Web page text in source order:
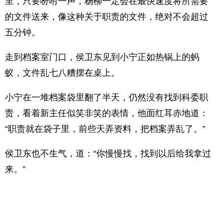
的文件送来，像这种关于职责的文件，绝对不会超过
五分钟。
走到档案室门口，侯卫东见到小宁正如热锅上的蚂
蚁，文件乱七八糟摆在桌上。
小宁在一堆档案袋里翻了半天，仍然没有找到科委职
责，看着新主任似笑非笑的表情，他面红耳赤地道：
“职责就在袋子里，前些天弄资料，把档案弄乱了。”
侯卫东也不生气，道：“你慢慢找，找到以后给我拿过
来。”